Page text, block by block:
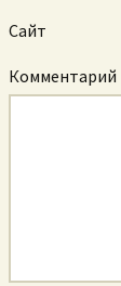
Сайт
Комментарий